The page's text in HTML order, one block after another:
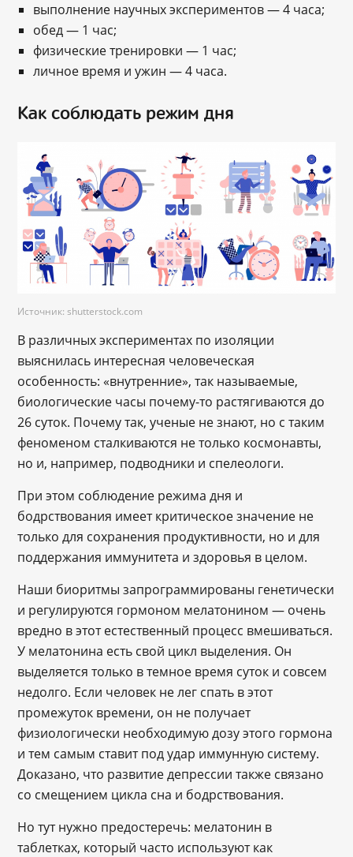
выполнение научных экспериментов — 4 часа;
обед — 1 час;
физические тренировки — 1 час;
личное время и ужин — 4 часа.
Как соблюдать режим дня
Источник: shutterstock.com
В различных экспериментах по изоляции
выяснилась интересная человеческая
особенность: «внутренние», так называемые,
биологические часы почему-то растягиваются до
26 суток. Почему так, ученые не знают, но с таким
феноменом сталкиваются не только космонавты,
но и, например, подводники и спелеологи.
При этом соблюдение режима дня и
бодрствования имеет критическое значение не
только для сохранения продуктивности, но и для
поддержания иммунитета и здоровья в целом.
Наши биоритмы запрограммированы генетически
и регулируются гормоном мелатонином — очень
вредно в этот естественный процесс вмешиваться.
У мелатонина есть свой цикл выделения. Он
выделяется только в темное время суток и совсем
недолго. Если человек не лег спать в этот
промежуток времени, он не получает
физиологически необходимую дозу этого гормона
и тем самым ставит под удар иммунную систему.
Доказано, что развитие депрессии также связано
со смещением цикла сна и бодрствования.
Но тут нужно предостеречь: мелатонин в
таблетках, который часто используют как